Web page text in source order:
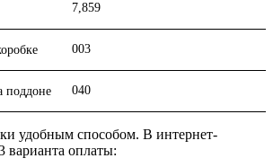
7,859
003
поддоне 040
удобным способом. В интернет-
варианта оплаты: